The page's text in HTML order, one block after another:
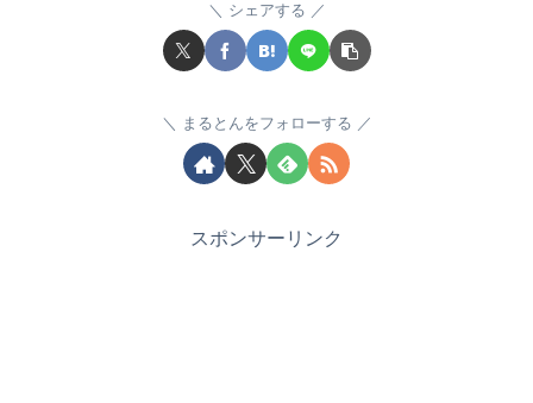
シェアする
まるとんをフォローする
スポンサーリンク